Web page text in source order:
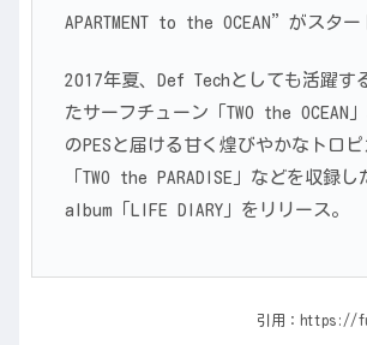
APARTMENT to the OCEAN”がスター
2017年夏、Def Techとしても活躍す
たサーフチューン「TWO the OCEAN
のPESと届ける甘く煌びやかなトロ
「TWO the PARADISE」などを収録
album「LIFE DIARY」をリリース。
引用：https://